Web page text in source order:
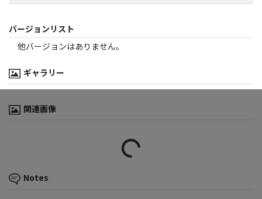
バージョンリスト
他バージョンはありません。
ギャラリー
関連画像
Loading...
Notes